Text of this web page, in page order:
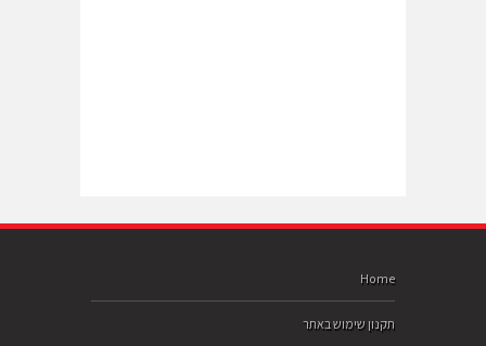
Home
תקנון שימוש באתר